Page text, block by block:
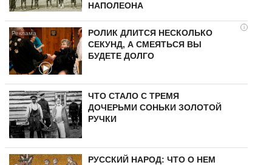
НАПОЛЕОНА
i
РОЛИК ДЛИТСЯ НЕСКОЛЬКО
СЕКУНД, А СМЕЯТЬСЯ ВЫ
БУДЕТЕ ДОЛГО
ЧТО СТАЛО С ТРЕМЯ
ДОЧЕРЬМИ СОНЬКИ ЗОЛОТОЙ
РУЧКИ
РУССКИЙ НАРОД: ЧТО О НЕМ